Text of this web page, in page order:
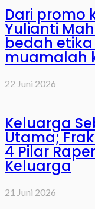
Dari promo
Yulianti
bedah
muamalah
22 Juni 2026
Keluarga
Utama;
4 Pilar
Keluarga
21 Juni 2026